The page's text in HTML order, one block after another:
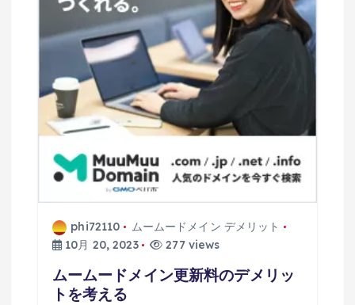
シ
ョ
ン
phi72110
ムームードメイン デメリット
10月 20, 2023
277 views
ムームードメイン更新料のデメリッ
トを考える